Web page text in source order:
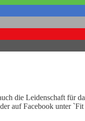
die Leidenschaft für
auf Facebook unter